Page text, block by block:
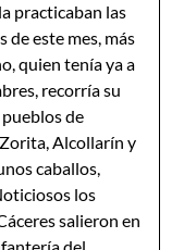
practicaban las
de este mes, más
quien tenía ya a
recorría su
de
Alcollarín y
caballos,
los
salieron en